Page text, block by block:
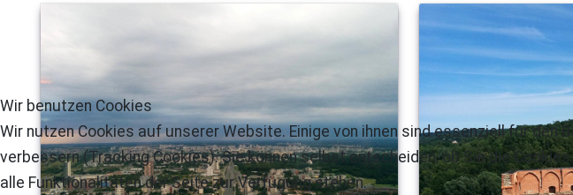
Wir benutzen Cookies
Wir nutzen Cookies auf unserer Website. Einige von ihnen sind essenziell für
verbessern (Tracking Cookies). Sie können selbst entscheiden, ob Sie die
alle Funktionalitäten der Seite zur Verfügung stehen.